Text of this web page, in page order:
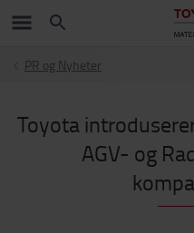
PR og Nyheter
Toyota
AGV- og